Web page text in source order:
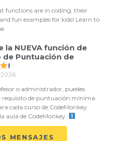
MENSAJES
functions are in coding, their
fun examples for kids! Learn to
la NUEVA función de
de Puntuación de
!
2026
o administrador, puedes
requisito de puntuación mínima
cada curso de CodeMonkey
aula de CodeMonkey.